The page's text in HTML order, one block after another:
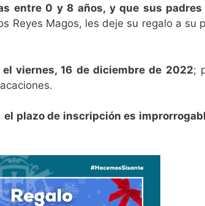
entre 0 y 8 años, y que sus
Reyes Magos, les deje su regalo a su
viernes, 16 de diciembre de 2022;
el plazo de inscripción es